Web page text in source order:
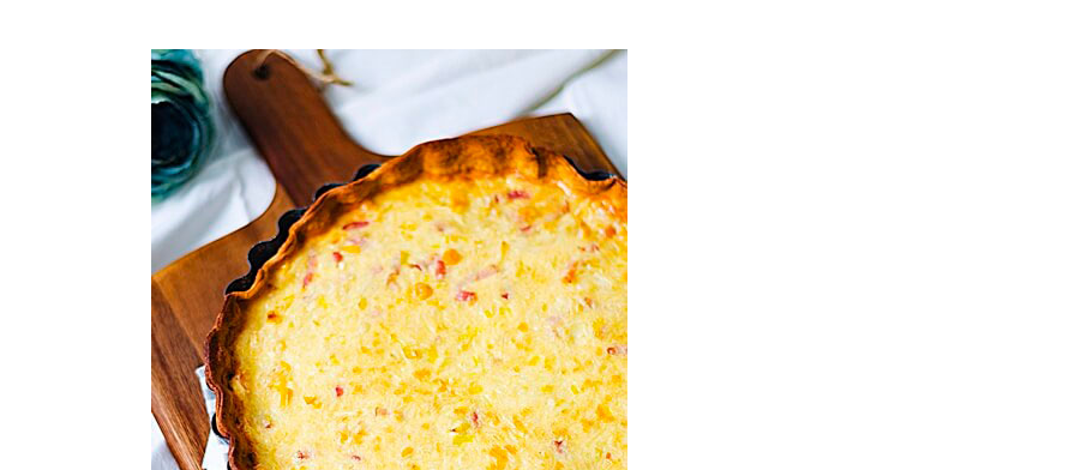
100% natural. Es el sustituto perfecto a los frutos se...